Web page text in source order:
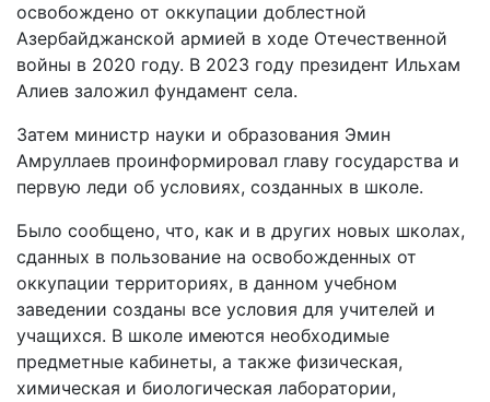
освобождено от оккупации доблестной
Азербайджанской армией в ходе Отечественной
войны в 2020 году. В 2023 году президент Ильхам
Алиев заложил фундамент села.
Затем министр науки и образования Эмин
Амруллаев проинформировал главу государства и
первую леди об условиях, созданных в школе.
Было сообщено, что, как и в других новых школах,
сданных в пользование на освобожденных от
оккупации территориях, в данном учебном
заведении созданы все условия для учителей и
учащихся. В школе имеются необходимые
предметные кабинеты, а также физическая,
химическая и биологическая лаборатории,